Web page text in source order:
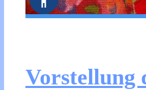
Vorstellung